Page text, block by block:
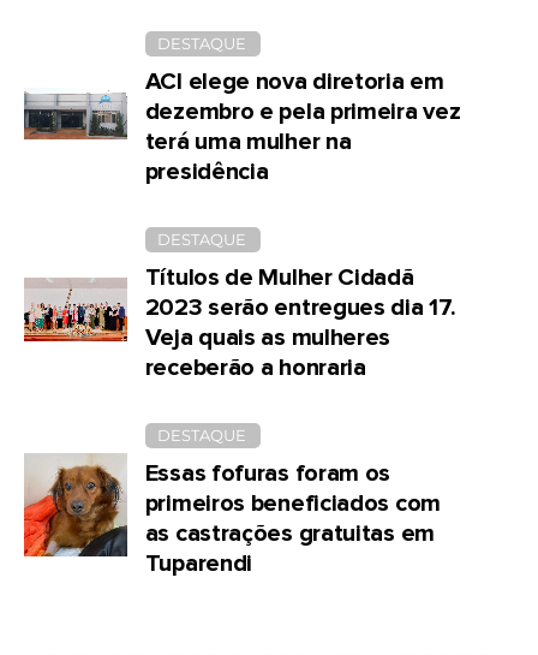
DESTAQUE
ACI elege nova diretoria em
dezembro e pela primeira vez
terá uma mulher na
presidência
DESTAQUE
Títulos de Mulher Cidadã
2023 serão entregues dia 17.
Veja quais as mulheres
receberão a honraria
DESTAQUE
Essas fofuras foram os
primeiros beneficiados com
as castrações gratuitas em
Tuparendi